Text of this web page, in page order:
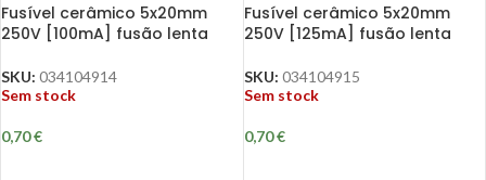
Fusível cerâmico 5x20mm
250V [100mA] fusão lenta
SKU: 034104914
Sem stock
0,70€
Fusível cerâmico 5x20mm
250V [125mA] fusão lenta
SKU: 034104915
Sem stock
0,70€